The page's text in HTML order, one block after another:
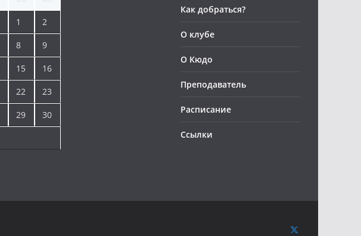
1 2
8 9
15 16
22 23
29 30
Как добраться?
О клубе
О Кюдо
Преподаватель
Расписание
Ссылки